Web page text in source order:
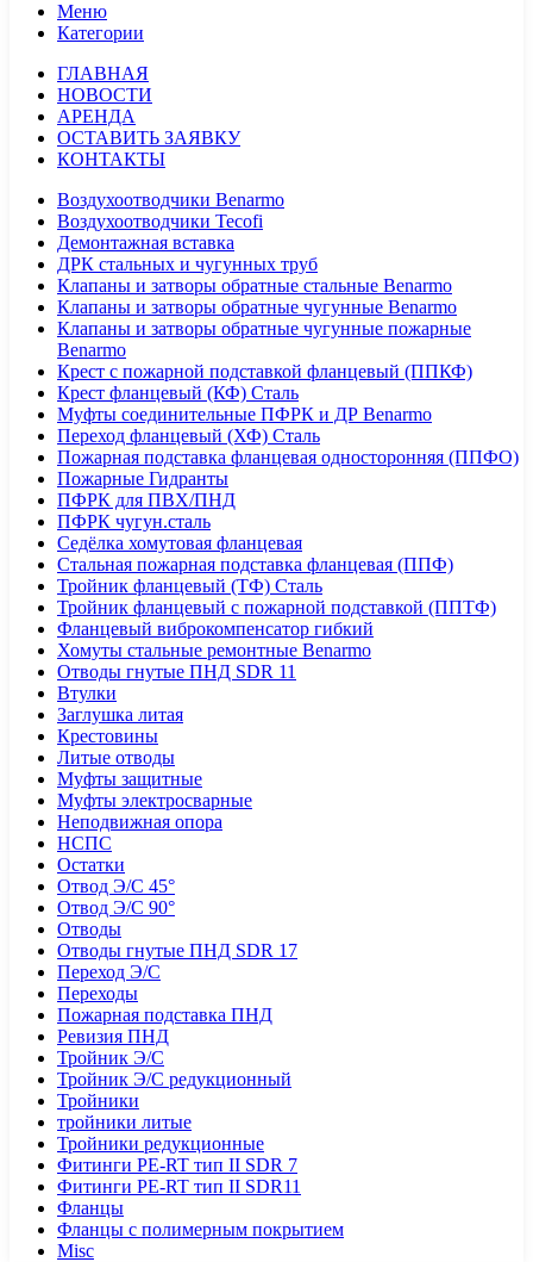
Меню
Категории
ГЛАВНАЯ
НОВОСТИ
АРЕНДА
ОСТАВИТЬ ЗАЯВКУ
КОНТАКТЫ
Воздухоотводчики Benarmo
Воздухоотводчики Tecofi
Демонтажная вставка
ДРК стальных и чугунных труб
Клапаны и затворы обратные стальные Benarmo
Клапаны и затворы обратные чугунные Benarmo
Клапаны и затворы обратные чугунные пожарные
Benarmo
Крест с пожарной подставкой фланцевый (ППКФ)
Крест фланцевый (КФ) Сталь
Муфты соединительные ПФРК и ДР Benarmo
Переход фланцевый (ХФ) Сталь
Пожарная подставка фланцевая односторонняя (ППФО)
Пожарные Гидранты
ПФРК для ПВХ/ПНД
ПФРК чугун.сталь
Седёлка хомутовая фланцевая
Стальная пожарная подставка фланцевая (ППФ)
Тройник фланцевый (ТФ) Сталь
Тройник фланцевый с пожарной подставкой (ППТФ)
Фланцевый виброкомпенсатор гибкий
Хомуты стальные ремонтные Benarmo
Отводы гнутые ПНД SDR 11
Втулки
Заглушка литая
Крестовины
Литые отводы
Муфты защитные
Муфты электросварные
Неподвижная опора
НСПС
Остатки
Отвод Э/С 45°
Отвод Э/С 90°
Отводы
Отводы гнутые ПНД SDR 17
Переход Э/С
Переходы
Пожарная подставка ПНД
Ревизия ПНД
Тройник Э/С
Тройник Э/С редукционный
Тройники
тройники литые
Тройники редукционные
Фитинги PE-RT тип II SDR 7
Фитинги PE-RT тип II SDR11
Фланцы
Фланцы с полимерным покрытием
Misc